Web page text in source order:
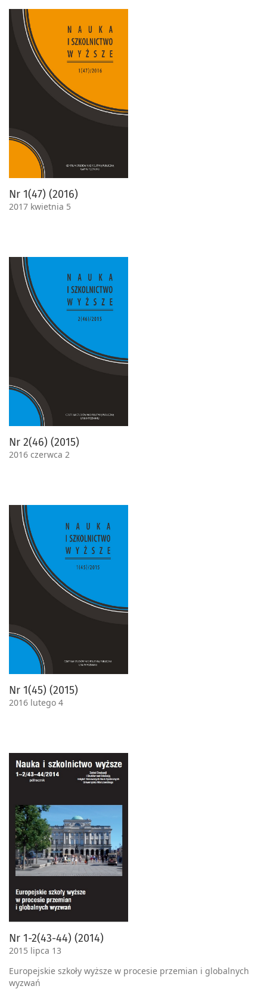
Nr 1(47) (2016)
2017 kwietnia 5
Nr 2(46) (2015)
2016 czerwca 2
Nr 1(45) (2015)
2016 lutego 4
Nr 1-2(43-44) (2014)
2015 lipca 13
Europejskie szkoły wyższe w procesie przemian i globalnych
wyzwań